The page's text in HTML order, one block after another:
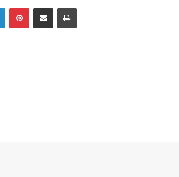
LinkedInPinterestShare via Email Print